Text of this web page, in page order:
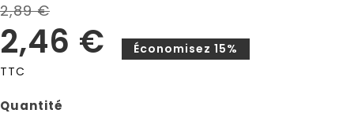
2,89 €
2,46 €
Économisez 15%
TTC
Quantité